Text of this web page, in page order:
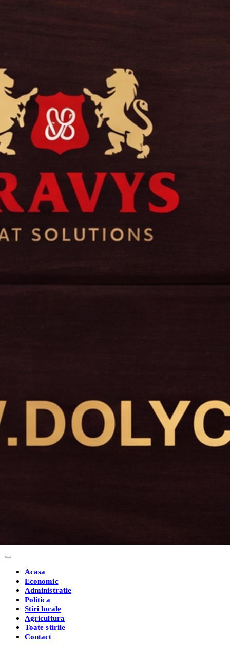
Acasa
Economic
Administratie
Politica
Stiri locale
Agricultura
Toate stirile
Contact